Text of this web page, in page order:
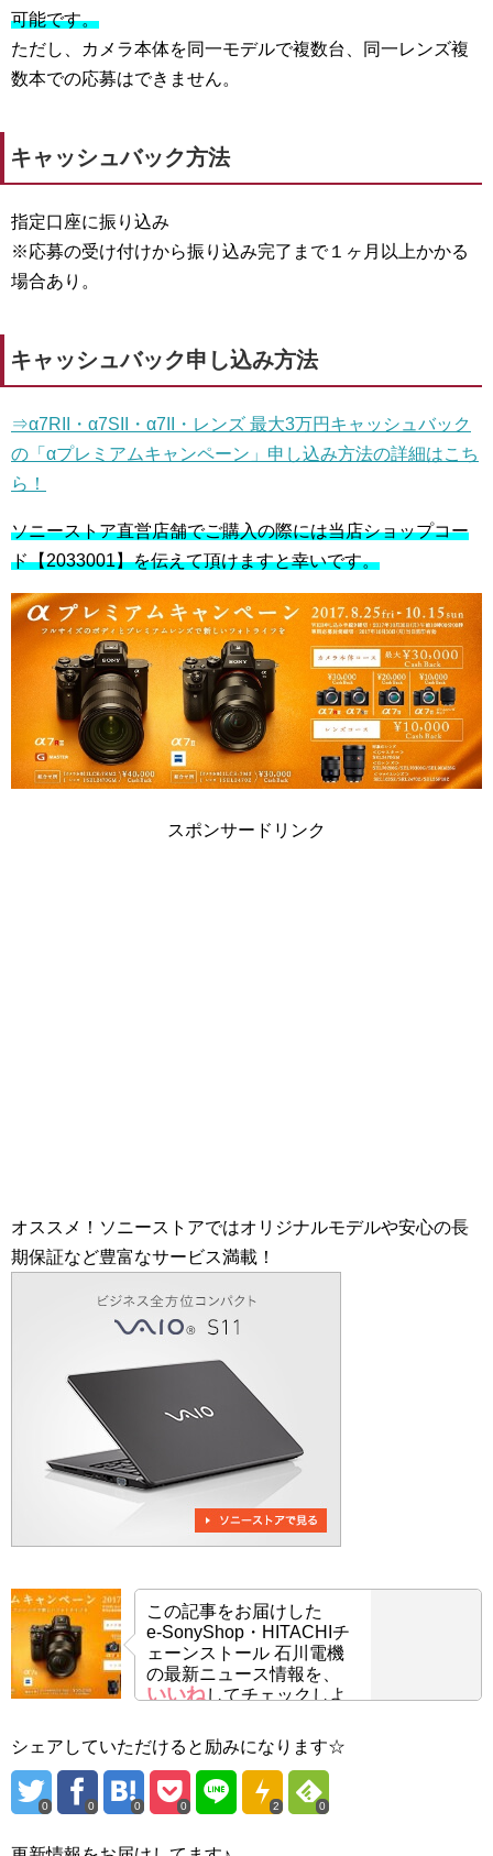
可能です。
ただし、カメラ本体を同一モデルで複数台、同一レンズ複
数本での応募はできません。
キャッシュバック方法
指定口座に振り込み
※応募の受け付けから振り込み完了まで１ヶ月以上かかる
場合あり。
キャッシュバック申し込み方法
⇒α7RII・α7SII・α7II・レンズ 最大3万円キャッシュバック
の「αプレミアムキャンペーン」申し込み方法の詳細はこち
ら！
ソニーストア直営店舗でご購入の際には当店ショップコー
ド【2033001】を伝えて頂けますと幸いです。
スポンサードリンク
オススメ！ソニーストアではオリジナルモデルや安心の長
期保証など豊富なサービス満載！
この記事をお届けした
e-SonyShop・HITACHIチ
ェーンストール 石川電機
の最新ニュース情報を、
いいねしてチェックしよ
シェアしていただけると励みになります☆
0 0 0 0 2 0